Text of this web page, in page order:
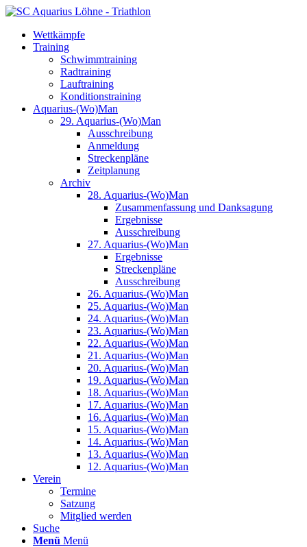
Wettkämpfe
Training
Schwimmtraining
Radtraining
Lauftraining
Konditionstraining
Aquarius-(Wo)Man
29. Aquarius-(Wo)Man
Ausschreibung
Anmeldung
Streckenpläne
Zeitplanung
Archiv
28. Aquarius-(Wo)Man
Zusammenfassung und Danksagung
Ergebnisse
Ausschreibung
27. Aquarius-(Wo)Man
Ergebnisse
Streckenpläne
Ausschreibung
26. Aquarius-(Wo)Man
25. Aquarius-(Wo)Man
24. Aquarius-(Wo)Man
23. Aquarius-(Wo)Man
22. Aquarius-(Wo)Man
21. Aquarius-(Wo)Man
20. Aquarius-(Wo)Man
19. Aquarius-(Wo)Man
18. Aquarius-(Wo)Man
17. Aquarius-(Wo)Man
16. Aquarius-(Wo)Man
15. Aquarius-(Wo)Man
14. Aquarius-(Wo)Man
13. Aquarius-(Wo)Man
12. Aquarius-(Wo)Man
Verein
Termine
Satzung
Mitglied werden
Suche
Menü Menü